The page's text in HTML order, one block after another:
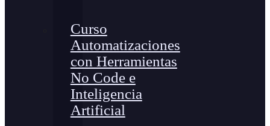
Curso
Automatizaciones
con Herramientas
No Code e
Inteligencia
Artificial